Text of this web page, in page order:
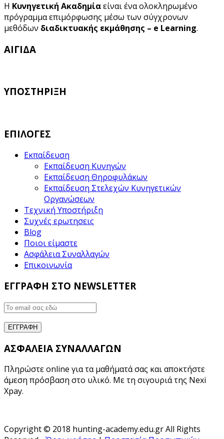
Η Κυνηγετική Ακαδημίαείναι ένα ολοκληρωμένο
πρόγραμμα επιμόρφωσης μέσω των σύγχρονων
μεθόδων διαδικτυακής εκμάθησης – e Learning.
ΑΙΓΙΔΑ
ΥΠΟΣΤΗΡΙΞΗ
ΕΠΙΛΟΓΕΣ
Εκπαίδευση
Εκπαίδευση Κυνηγών
Εκπαίδευση Θηροφυλάκων
Εκπαίδευση Στελεχών Κυνηγετικών
Οργανώσεων
Τεχνική Υποστήριξη
Συχνές ερωτησεις
Blog
Ποιοι είμαστε
Ασφάλεια Συναλλαγών
Επικοινωνία
ΕΓΓΡΑΦΗ ΣΤΟ NEWSLETTER
ΑΣΦΑΛΕΙΑ ΣΥΝΑΛΛΑΓΩΝ
Πληρώστε online για τα μαθήματά σας και αποκτήστε
άμεση πρόσβαση στο υλικό. Με τη σιγουριά της Nexi
Xpay.
Copyright © 2018 hunting-academy.edu.gr All Rights